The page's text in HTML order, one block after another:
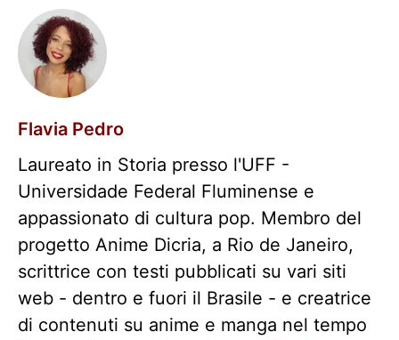
Flavia Pedro
Laureato in Storia presso l'UFF -
Universidade Federal Fluminense e
appassionato di cultura pop. Membro del
progetto Anime Dicria, a Rio de Janeiro,
scrittrice con testi pubblicati su vari siti
web - dentro e fuori il Brasile - e creatrice
di contenuti su anime e manga nel tempo